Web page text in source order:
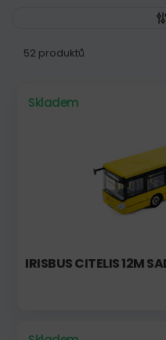
52 produktů
Skladem
IRISBUS CITELIS 12M